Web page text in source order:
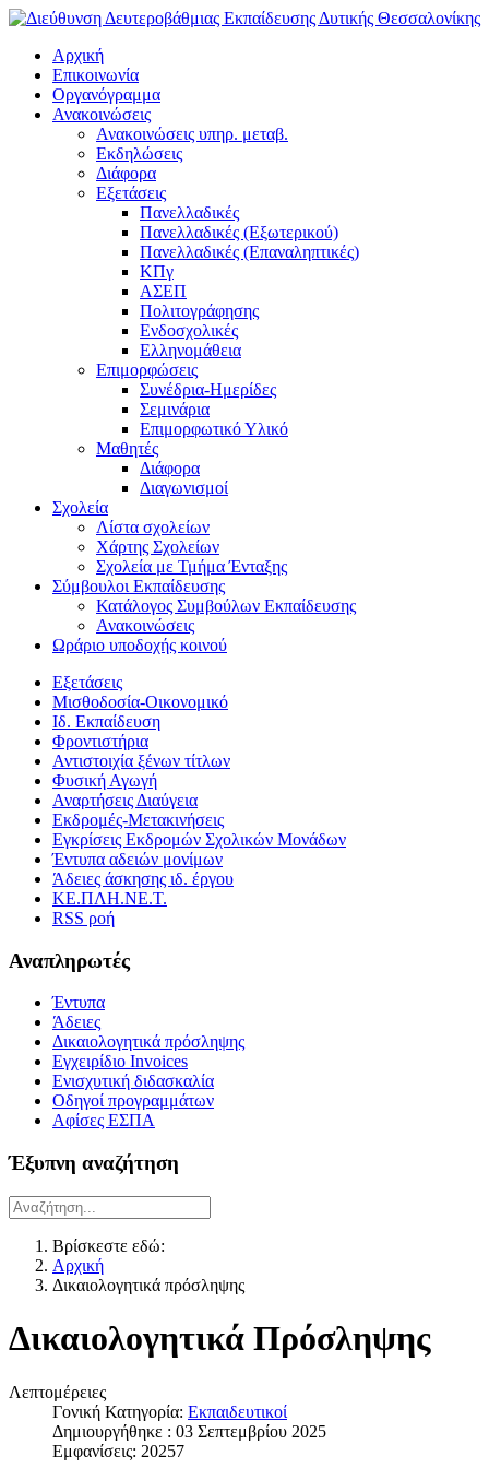
Αρχική
Επικοινωνία
Οργανόγραμμα
Ανακοινώσεις
Ανακοινώσεις υπηρ. μεταβ.
Εκδηλώσεις
Διάφορα
Εξετάσεις
Πανελλαδικές
Πανελλαδικές (Εξωτερικού)
Πανελλαδικές (Επαναληπτικές)
ΚΠγ
ΑΣΕΠ
Πολιτογράφησης
Ενδοσχολικές
Ελληνομάθεια
Επιμορφώσεις
Συνέδρια-Ημερίδες
Σεμινάρια
Επιμορφωτικό Υλικό
Μαθητές
Διάφορα
Διαγωνισμοί
Σχολεία
Λίστα σχολείων
Χάρτης Σχολείων
Σχολεία με Τμήμα Ένταξης
Σύμβουλοι Εκπαίδευσης
Κατάλογος Συμβούλων Εκπαίδευσης
Ανακοινώσεις
Ωράριο υποδοχής κοινού
Εξετάσεις
Μισθοδοσία-Οικονομικό
Ιδ. Εκπαίδευση
Φροντιστήρια
Αντιστοιχία ξένων τίτλων
Φυσική Αγωγή
Αναρτήσεις Διαύγεια
Εκδρομές-Μετακινήσεις
Εγκρίσεις Εκδρομών Σχολικών Μονάδων
Έντυπα αδειών μονίμων
Άδειες άσκησης ιδ. έργου
ΚΕ.ΠΛΗ.ΝΕ.Τ.
RSS ροή
Αναπληρωτές
Έντυπα
Άδειες
Δικαιολογητικά πρόσληψης
Εγχειρίδιο Invoices
Ενισχυτική διδασκαλία
Οδηγοί προγραμμάτων
Αφίσες ΕΣΠΑ
Έξυπνη αναζήτηση
Βρίσκεστε εδώ:
Αρχική
Δικαιολογητικά πρόσληψης
Δικαιολογητικά Πρόσληψης
Λεπτομέρειες
Γονική Κατηγορία: Εκπαιδευτικοί
Δημιουργήθηκε : 03 Σεπτεμβρίου 2025
Εμφανίσεις: 20257